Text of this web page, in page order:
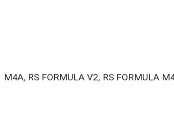
M4A, RS FORMULA V2, RS